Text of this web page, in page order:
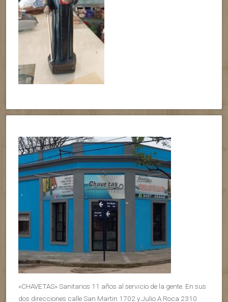
«CHAVETAS» Sanitarios 11 años al servicio de la gente. En sus
dos direcciones calle San Martin 1702 y Julio A Roca 2310